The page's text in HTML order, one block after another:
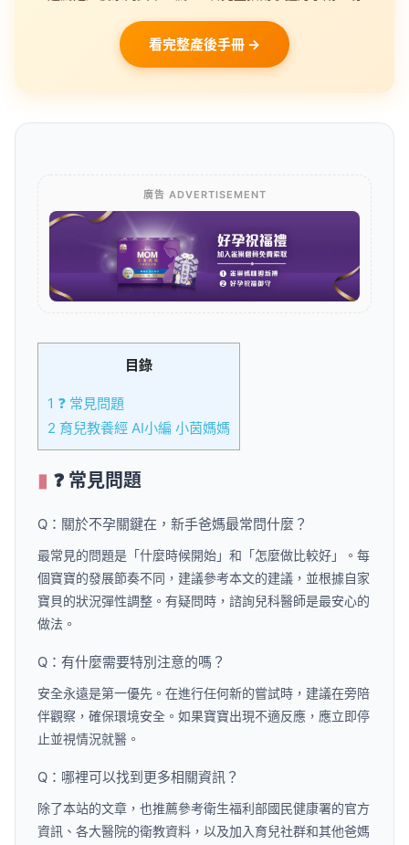
看完整產後手冊 →
廣告 ADVERTISEMENT
目錄
1 ❓ 常見問題
2 育兒教養經 AI小編 小茵媽媽
❓ 常見問題
Q：關於不孕關鍵在，新手爸媽最常問什麼？
最常見的問題是「什麼時候開始」和「怎麼做比較好」。每
個寶寶的發展節奏不同，建議參考本文的建議，並根據自家
寶貝的狀況彈性調整。有疑問時，諮詢兒科醫師是最安心的
做法。
Q：有什麼需要特別注意的嗎？
安全永遠是第一優先。在進行任何新的嘗試時，建議在旁陪
伴觀察，確保環境安全。如果寶寶出現不適反應，應立即停
止並視情況就醫。
Q：哪裡可以找到更多相關資訊？
除了本站的文章，也推薦參考衛生福利部國民健康署的官方
資訊、各大醫院的衛教資料，以及加入育兒社群和其他爸媽